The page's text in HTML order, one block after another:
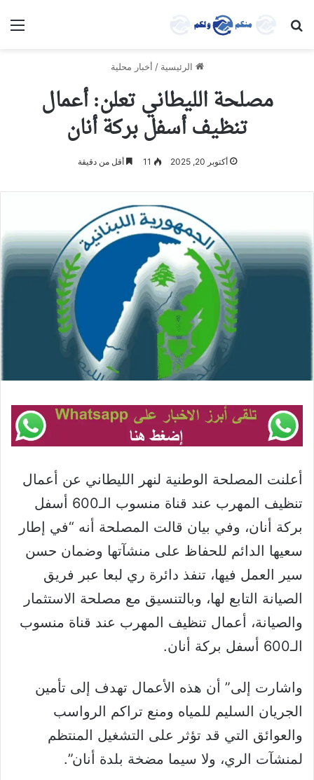
بحث عن
الرئيسية / أخبار محلية
مصلحة الليطاني تعلن: أعمال
تنظيف أسفل بركة أنان
أكتوبر 20, 2025 11 أقل من دقيقة
أعلنت المصلحة الوطنية لنهر الليطاني عن أعمال
تنظيف المهرب عند قناة منسوب الـ600 أسفل
بركة أنان، وفي بيان قالت المصلحة أنه “في إطار
سعيها الدائم للحفاظ على منشآتها وضمان حسن
سير العمل فيها، تنفذ دائرة ري لبعا عبر فريق
الصيانة التابع لها، وبالتنسيق مع مصلحة الاستثمار
والصيانة، أعمال تنظيف المهرب عند قناة منسوب
الـ600 أسفل بركة أنان.
واشارت إلى” أن هذه الأعمال تهدف إلى تأمين
الجريان السليم للمياه ومنع تراكم الرواسب
والعوائق التي قد تؤثر على التشغيل المنتظم
لمنشآت الري، ولا سيما مضخة بلدة أنان”.